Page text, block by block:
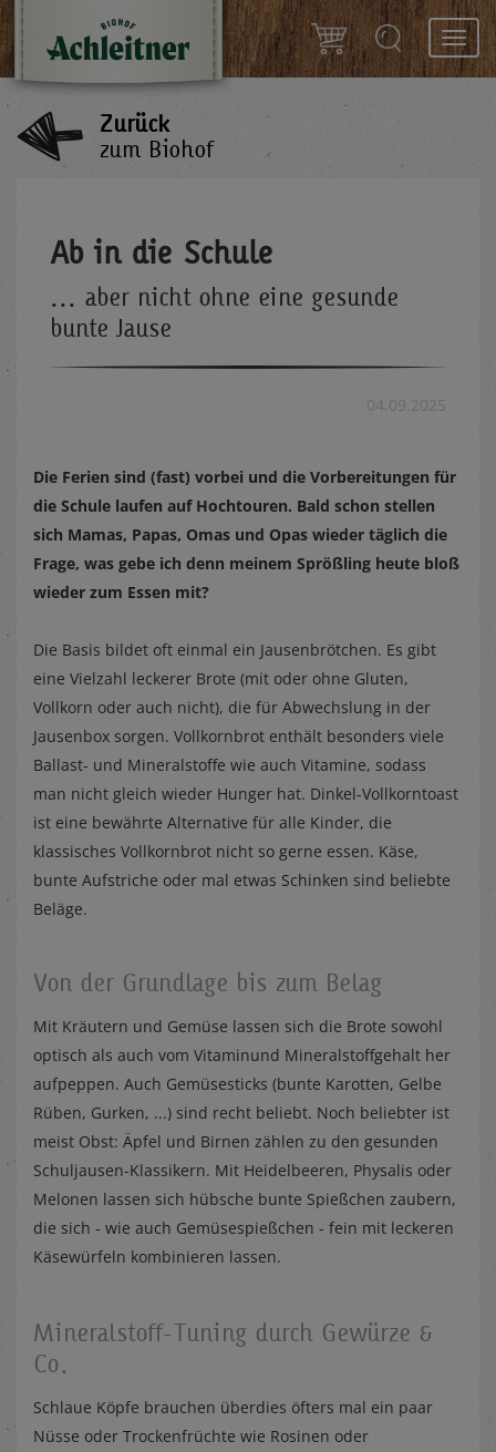
Zurück
zum Biohof
Ab in die Schule
... aber nicht ohne eine gesunde
bunte Jause
04.09.2025
Die Ferien sind (fast) vorbei und die Vorbereitungen für
die Schule laufen auf Hochtouren. Bald schon stellen
sich Mamas, Papas, Omas und Opas wieder täglich die
Frage, was gebe ich denn meinem Sprößling heute bloß
wieder zum Essen mit?
Die Basis bildet oft einmal ein Jausenbrötchen. Es gibt
eine Vielzahl leckerer Brote (mit oder ohne Gluten,
Vollkorn oder auch nicht), die für Abwechslung in der
Jausenbox sorgen. Vollkornbrot enthält besonders viele
Ballast- und Mineralstoffe wie auch Vitamine, sodass
man nicht gleich wieder Hunger hat. Dinkel-Vollkorntoast
ist eine bewährte Alternative für alle Kinder, die
klassisches Vollkornbrot nicht so gerne essen. Käse,
bunte Aufstriche oder mal etwas Schinken sind beliebte
Beläge.
Von der Grundlage bis zum Belag
Mit Kräutern und Gemüse lassen sich die Brote sowohl
optisch als auch vom Vitaminund Mineralstoffgehalt her
aufpeppen. Auch Gemüsesticks (bunte Karotten, Gelbe
Rüben, Gurken, ...) sind recht beliebt. Noch beliebter ist
meist Obst: Äpfel und Birnen zählen zu den gesunden
Schuljausen-Klassikern. Mit Heidelbeeren, Physalis oder
Melonen lassen sich hübsche bunte Spießchen zaubern,
die sich - wie auch Gemüsespießchen - fein mit leckeren
Käsewürfeln kombinieren lassen.
Mineralstoff-Tuning durch Gewürze &
Co.
Schlaue Köpfe brauchen überdies öfters mal ein paar
Nüsse oder Trockenfrüchte wie Rosinen oder